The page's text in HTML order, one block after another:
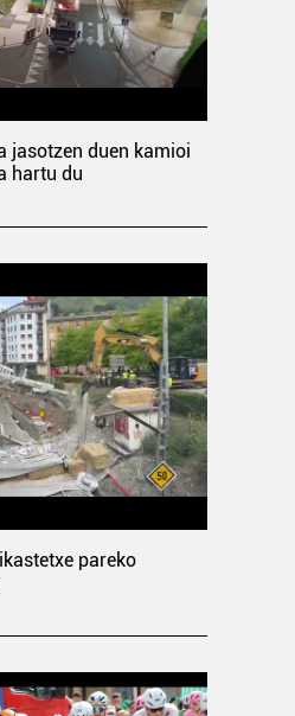
jasotzen duen kamioi
hartu du
pareko